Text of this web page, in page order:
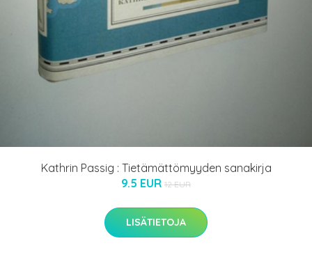
Kathrin Passig : Tietämättömyyden sanakirja
9.5 EUR 12 EUR
LISÄTIETOJA